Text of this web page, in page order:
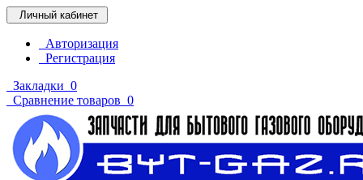
Личный кабинет
Авторизация
Регистрация
Закладки 0
Сравнение товаров 0